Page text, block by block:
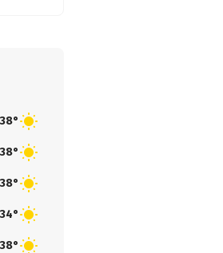
38°
38°
38°
34°
38°